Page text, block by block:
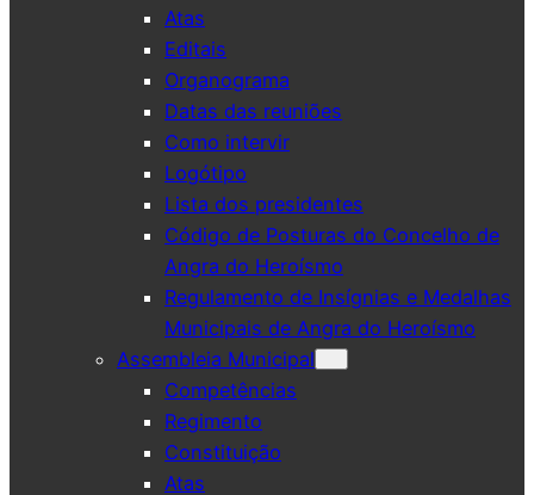
Atas
Editais
Organograma
Datas das reuniões
Como intervir
Logótipo
Lista dos presidentes
Código de Posturas do Concelho de
Angra do Heroísmo
Regulamento de Insígnias e Medalhas
Municipais de Angra do Heroísmo
Assembleia Municipal
Competências
Regimento
Constituição
Atas